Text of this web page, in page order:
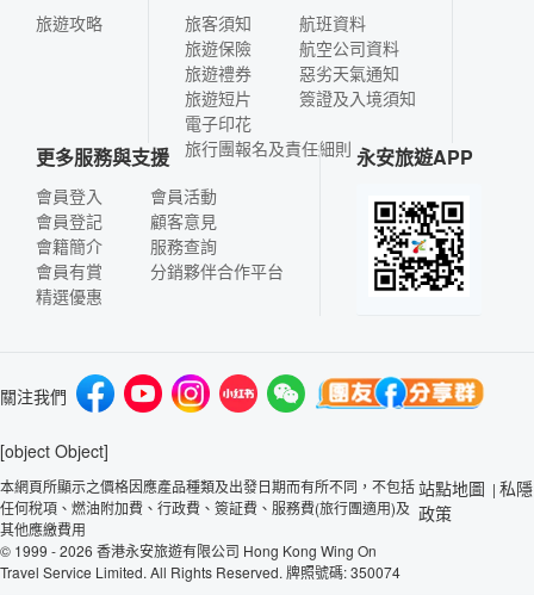
旅遊攻略
旅客須知
旅遊保險
旅遊禮券
旅遊短片
電子印花
航班資料
航空公司資料
惡劣天氣通知
簽證及入境須知
旅行團報名及責任細則
更多服務與支援
會員登入
會員登記
會籍簡介
會員有賞
精選優惠
會員活動
顧客意見
服務查詢
分銷夥伴合作平台
永安旅遊APP
關注我們
[object Object]
本網頁所顯示之價格因應產品種類及出發日期而有所不同，不包括
任何稅項、燃油附加費、行政費、簽証費、服務費(旅行團適用)及
其他應繳費用
© 1999 - 2026 香港永安旅遊有限公司 Hong Kong Wing On
Travel Service Limited. All Rights Reserved. 牌照號碼: 350074
站點地圖 | 私隱
政策